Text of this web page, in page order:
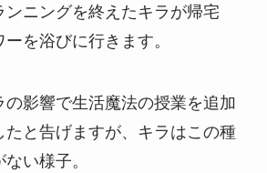
ンニングを終えたキラが帰宅
を浴びに行きます。
の影響で生活魔法の授業を追加
たと告げますが、キラはこの種
い様子。